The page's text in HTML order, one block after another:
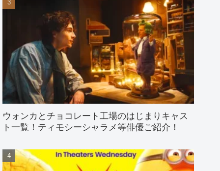
ウォンカとチョコレート工場のはじまりキャス
ト一覧！ティモシーシャラメ等俳優ご紹介！